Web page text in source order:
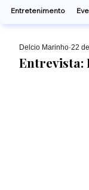
Entrevista:
Delcio Marinho 22
Entretenimento